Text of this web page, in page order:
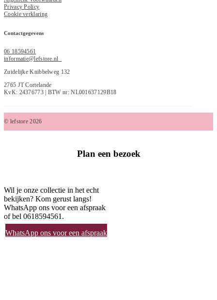
Privacy Policy
Cookie verklaring
Contactgegevens
06 18594561
informatie@lefstore.nl
Zuidelijke Knibbelweg 132
2765 JT Cortelande
KvK: 24376773 | BTW nr: NL001637129B18
© lefstore 2026
Plan een bezoek
Wil je onze collectie in het echt
bekijken? Kom gerust langs!
WhatsApp ons voor een afspraak
of bel 0618594561.
WhatsApp ons voor een afspraak